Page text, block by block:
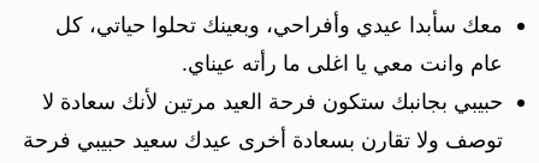
معك سأبدا عيدي وأفراحي، وبعينك تحلوا حياتي، كل
عام وانت معي يا اغلى ما رأته عيناي.
حبيبي بجانبك ستكون فرحة العيد مرتين لأنك سعادة لا
توصف ولا تقارن بسعادة أخرى عيدك سعيد حبيبي فرحة